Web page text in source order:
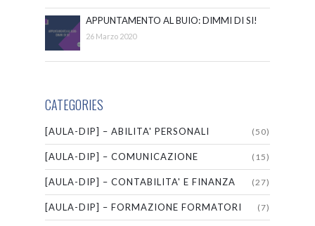
APPUNTAMENTO AL BUIO: DIMMI DI SI!
26 Marzo 2020
CATEGORIES
[AULA-DIP] – ABILITA' PERSONALI (50)
[AULA-DIP] – COMUNICAZIONE (15)
[AULA-DIP] – CONTABILITA' E FINANZA (27)
[AULA-DIP] – FORMAZIONE FORMATORI (7)